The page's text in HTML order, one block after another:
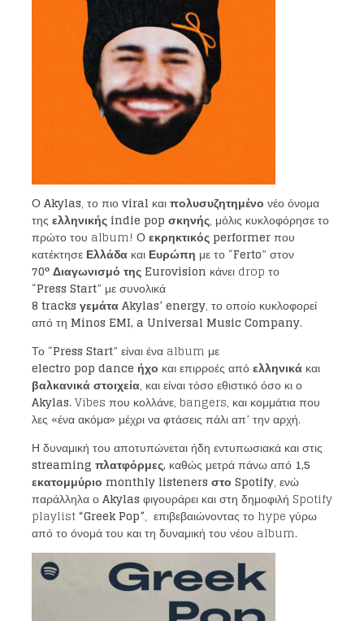
ΟAkylas, το πιοviral καιπολυσυζητημένο νέο όνομα
τηςελληνικής indie pop σκηνής, μόλις κυκλοφόρησε το
πρώτο του album! Οεκρηκτικός performerπου
κατέκτησε Ελλάδα και Ευρώπη με το “Ferto” στον
70οΔιαγωνισμό της Eurovision κάνει drop το
“Press Start” με συνολικά
8 tracks γεμάτα Akylas’ energy, το οποίο κυκλοφορεί
από τη Minos EMI, a Universal Music Company.
Το “Press Start” είναι ένα album με
electro pop dance ήχο και επιρροές απόελληνικάκαι
βαλκανικά στοιχεία, και είναι τόσο εθιστικό όσο κι ο
Akylas. Vibes που κολλάνε, bangers, και κομμάτια που
λες «ένα ακόμα» μέχρι να φτάσεις πάλι απ’ την αρχή.
Η δυναμική του αποτυπώνεται ήδη εντυπωσιακά και στις
streaming πλατφόρμες, καθώς μετρά πάνω από 1,5
εκατομμύριο monthly listeners στο Spotify, ενώ
παράλληλα οAkylas φιγουράρει και στη δημοφιλή Spotify
playlist“Greek Pop”, επιβεβαιώνοντας το hype γύρω
από το όνομά του και τη δυναμική του νέου album.